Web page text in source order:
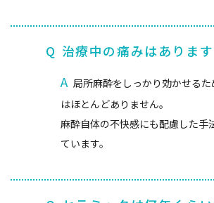
Q 治療中の痛みはあります
A 局所麻酔をしっかり効かせる
はほとんどありません。
麻酔自体の不快感にも配慮した手
ています。